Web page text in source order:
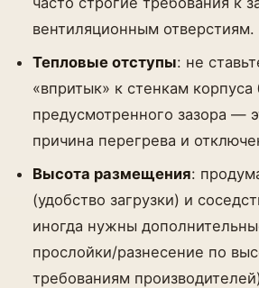
вентиляционным отверстиям.
Тепловые отступы: не
«впритык» к стенкам корпуса
предусмотренного зазора —
причина перегрева и
Высота размещения:
(удобство загрузки) и
иногда нужны
прослойки/разнесение по
требованиям